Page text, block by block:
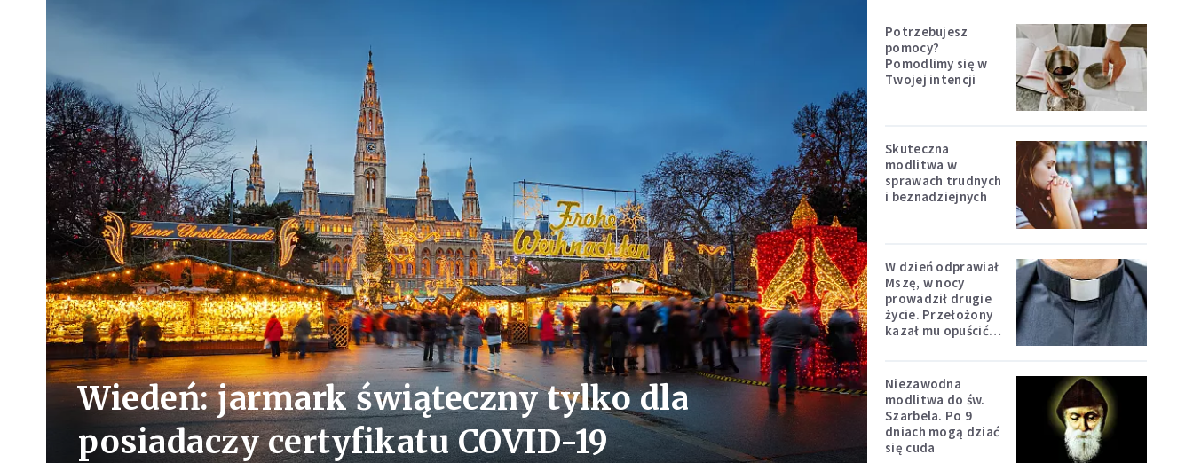
Wiedeń: jarmark świąteczny tylko dla
posiadaczy certyfikatu COVID-19
Potrzebujesz
pomocy?
Pomodlimy się w
Twojej intencji
Skuteczna
modlitwa w
sprawach trudnych
i beznadziejnych
W dzień odprawiał
Mszę, w nocy
prowadził drugie
życie. Przełożony
kazał mu opuścić
Niezawodna
modlitwa do św.
Szarbela. Po 9
dniach mogą dziać
się cuda